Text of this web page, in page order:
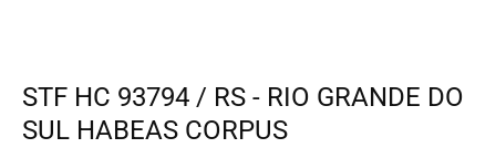
STF HC 93794 / RS - RIO GRANDE DO
SUL HABEAS CORPUS